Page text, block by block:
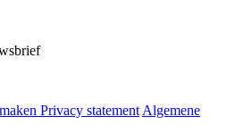
Privacy statement Algemene